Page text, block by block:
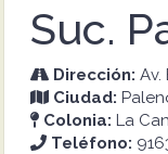
Suc.
Dirección: Av.
Ciudad:
Colonia: La
Teléfono: